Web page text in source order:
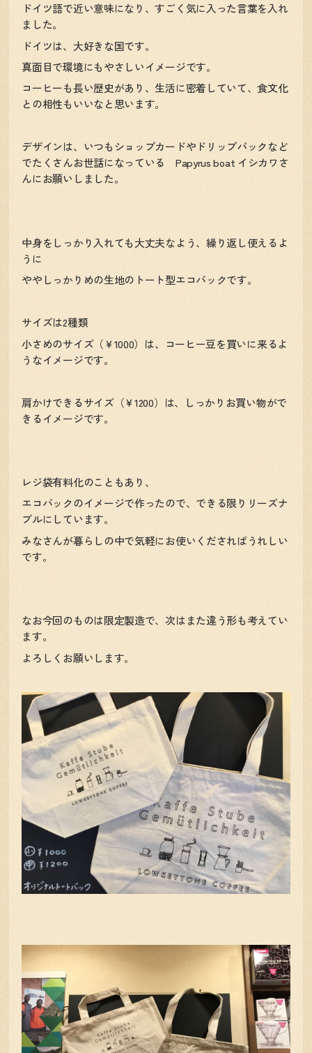
ドイツ語で近い意味になり、すごく気に入った言葉を入れ
ました。
ドイツは、大好きな国です。
真面目で環境にもやさしいイメージです。
コーヒーも長い歴史があり、生活に密着していて、食文化
との相性もいいなと思います。
デザインは、いつもショップカードやドリップパックなど
でたくさんお世話になっている Papyrus boat イシカワさ
んにお願いしました。
中身をしっかり入れても大丈夫なよう、繰り返し使えるよ
うに
ややしっかりめの生地のトート型エコバックです。
サイズは2種類
小さめのサイズ（￥1000）は、コーヒー豆を買いに来るよ
うなイメージです。
肩かけできるサイズ（￥1200）は、しっかりお買い物がで
きるイメージです。
レジ袋有料化のこともあり、
エコバックのイメージで作ったので、できる限りリーズナ
ブルにしています。
みなさんが暮らしの中で気軽にお使いくださればうれしい
です。
なお今回のものは限定製造で、次はまた違う形も考えてい
ます。
よろしくお願いします。